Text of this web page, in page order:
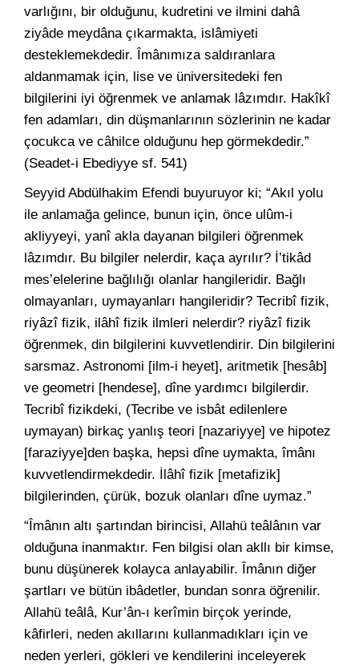
varlığını, bir olduğunu, kudretini ve ilmini dahâ
ziyâde meydâna çıkarmakta, islâmiyeti
desteklemekdedir. Îmânımıza saldıranlara
aldanmamak için, lise ve üniversitedeki fen
bilgilerini iyi öğrenmek ve anlamak lâzımdır. Hakîkî
fen adamları, din düşmanlarının sözlerinin ne kadar
çocukca ve câhilce olduğunu hep görmekdedir.”
(Seadet-i Ebediyye sf. 541)
Seyyid Abdülhakim Efendi buyuruyor ki; “Akıl yolu
ile anlamağa gelince, bunun için, önce ulûm-i
akliyyeyi, yanî akla dayanan bilgileri öğrenmek
lâzımdır. Bu bilgiler nelerdir, kaça ayrılır? İ’tikâd
mes’elelerine bağlılığı olanlar hangileridir. Bağlı
olmayanları, uymayanları hangileridir? Tecribî fizik,
riyâzî fizik, ilâhî fizik ilmleri nelerdir? riyâzî fizik
öğrenmek, din bilgilerini kuvvetlendirir. Din bilgilerini
sarsmaz. Astronomi [ilm-i heyet], aritmetik [hesâb]
ve geometri [hendese], dîne yardımcı bilgilerdir.
Tecribî fizikdeki, (Tecribe ve isbât edilenlere
uymayan) birkaç yanlış teori [nazariyye] ve hipotez
[faraziyye]den başka, hepsi dîne uymakta, îmânı
kuvvetlendirmekdedir. İlâhî fizik [metafizik]
bilgilerinden, çürük, bozuk olanları dîne uymaz.”
“Îmânın altı şartından birincisi, Allahü teâlânın var
olduğuna inanmaktır. Fen bilgisi olan akllı bir kimse,
bunu düşünerek kolayca anlayabilir. Îmânın diğer
şartları ve bütün ibâdetler, bundan sonra öğrenilir.
Allahü teâlâ, Kur’ân-ı kerîmin birçok yerinde,
kâfirleri, neden akıllarını kullanmadıkları için ve
neden yerleri, gökleri ve kendilerini inceleyerek